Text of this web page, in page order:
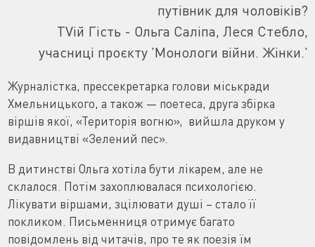
путівник для чоловіків?
TVій Гість - Ольга Саліпа, Леся Стебло,
учасниці проєкту 'Монологи війни. Жінки.'
Журналістка, прессекретарка голови міськради
Хмельницького, а також — поетеса, друга збірка
віршів якої, «Територія вогню», вийшла друком у
видавництві «Зелений пес».
В дитинстві Ольга хотіла бути лікарем, але не
склалося. Потім захоплювалася психологією.
Лікувати віршами, зцілювати душі – стало її
покликом. Письменниця отримує багато
повідомлень від читачів, про те як поезія їм